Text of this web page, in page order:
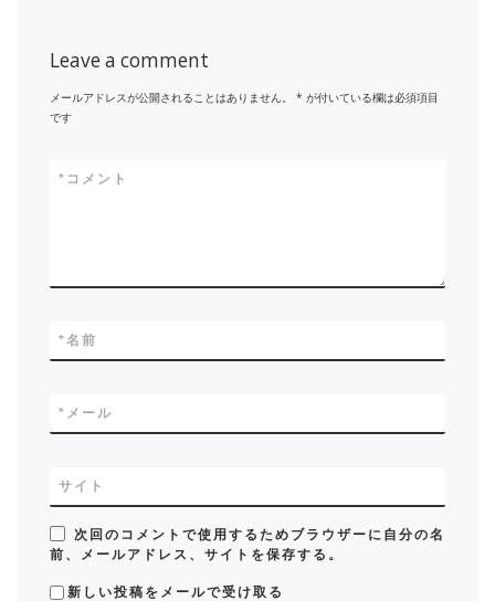
Leave a comment
メールアドレスが公開されることはありません。 * が付いている欄は必須項目
です
コメント
*
名前
*
メール
*
サイト
次回のコメントで使用するためブラウザーに自分の名
前、メールアドレス、サイトを保存する。
新しい投稿をメールで受け取る